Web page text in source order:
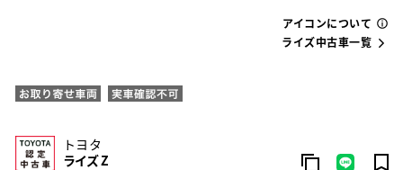
アイコンについて
ライズ中古車一覧
トヨタ
ライズ Z